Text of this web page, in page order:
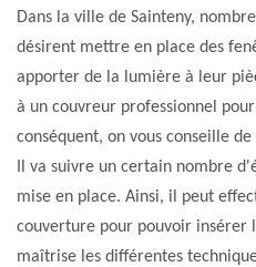
Dans la ville de Sainteny,
désirent mettre en place des
apporter de la lumière à leur
à un couvreur professionnel
conséquent, on vous conseille
Il va suivre un certain nombre
mise en place. Ainsi, il peut
couverture pour pouvoir insérer
maîtrise les différentes